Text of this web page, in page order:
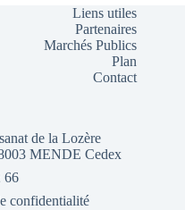
Liens utiles
Partenaires
Marchés Publics
Plan
Contact
de la Lozère
MENDE Cedex
66
confidentialité